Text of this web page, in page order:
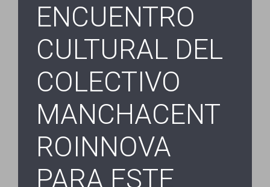
ENCUENTRO
CULTURAL DEL
COLECTIVO
MANCHACENT
ROINNOVA
PARA ESTE